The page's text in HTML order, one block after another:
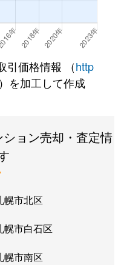
福住
徒歩
福住
月寒中央
福住
徒歩
福住
福住
月寒中央
引価格情報 （http
を加工して作成
ョン売却・査定情
幌市北区
幌市白石区
幌市南区